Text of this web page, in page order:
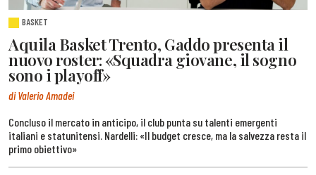
BASKET
Aquila Basket Trento, Gaddo presenta il
nuovo roster: «Squadra giovane, il sogno
sono i playoff»
di Valerio Amadei
Concluso il mercato in anticipo, il club punta su talenti emergenti
italiani e statunitensi. Nardelli: «Il budget cresce, ma la salvezza resta il
primo obiettivo»